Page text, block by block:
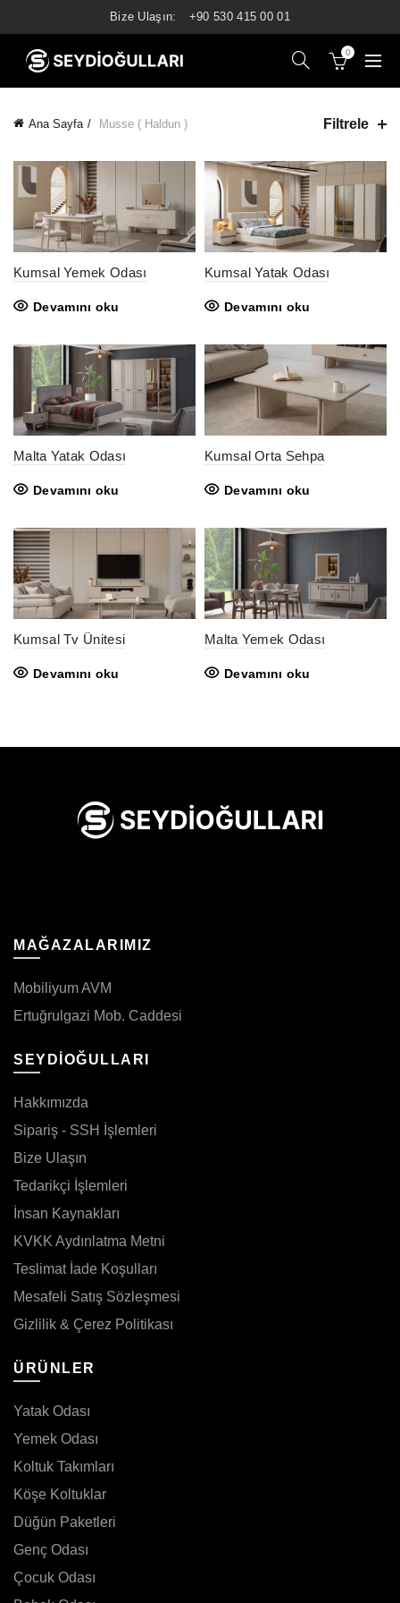
Bize Ulaşın: +90 530 415 00 01
0
Ana Sayfa Musse ( Haldun ) Filtrele
Kumsal Yemek Odası
Devamını oku
Kumsal Yatak Odası
Devamını oku
Malta Yatak Odası
Devamını oku
Kumsal Orta Sehpa
Devamını oku
Kumsal Tv Ünitesi
Devamını oku
Malta Yemek Odası
Devamını oku
MAĞAZALARIMIZ
Mobiliyum AVM
Ertuğrulgazi Mob. Caddesi
SEYDİOĞULLARI
Hakkımızda
Sipariş - SSH İşlemleri
Bize Ulaşın
Tedarikçi İşlemleri
İnsan Kaynakları
KVKK Aydınlatma Metni
Teslimat İade Koşulları
Mesafeli Satış Sözleşmesi
Gizlilik & Çerez Politikası
ÜRÜNLER
Yatak Odası
Yemek Odası
Koltuk Takımları
Köşe Koltuklar
Düğün Paketleri
Genç Odası
Çocuk Odası